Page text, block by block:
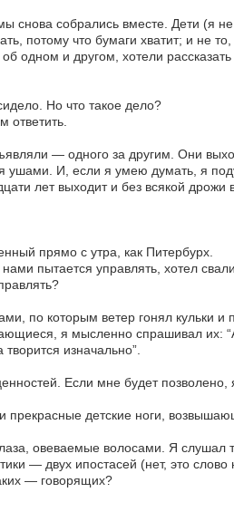
снова собрались вместе. Дети (я
потому что бумаги хватит; и не
одном и другом, хотели
Но что такое дело?
ответить.
— одного за другим. Они
ушами. И, если я умею думать, я
лет выходит и без всякой дрожи
прямо с утра, как Питербурх.
пытается управлять, хотел
по которым ветер гонял кульки и
я мысленно спрашивал их:
изначально”.
Если мне будет
прекрасные детские ноги,
овеваемые волосами. Я слушал
— двух ипостасей (нет, это слово
— говорящих?